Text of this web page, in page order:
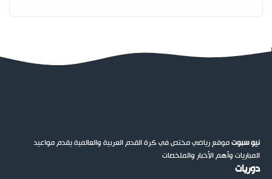
نيو سبوتموقع رياضي مختص في كرة القدم العربية والعالمية يقدم مواعيد
المباريات وأهم الأخبار والملخصات
دوريات